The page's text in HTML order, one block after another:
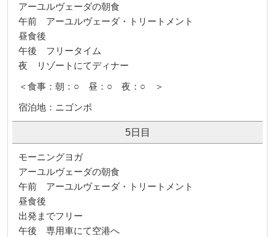
アーユルヴェーダの朝食
午前 アーユルヴェーダ・トリートメント
昼食後
午後 フリータイム
夜 リゾートにてディナー
＜食事：朝：○ 昼：○ 夜：○ ＞
宿泊地：ニゴンボ
5日目
モーニングヨガ
アーユルヴェーダの朝食
午前 アーユルヴェーダ・トリートメント
昼食後
出発までフリー
午後 専用車にて空港へ